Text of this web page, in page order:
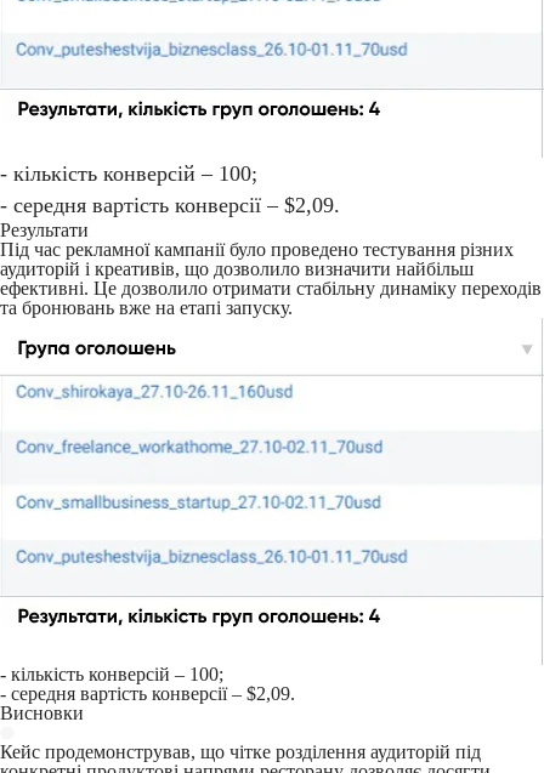
- кількість конверсій – 100;
- середня вартість конверсії – $2,09.
Результати
Під час рекламної кампанії було проведено тестування різних
аудиторій і креативів, що дозволило визначити найбільш
ефективні. Це дозволило отримати стабільну динаміку переходів
та бронювань вже на етапі запуску.
- кількість конверсій – 100;
- середня вартість конверсії – $2,09.
Висновки
Кейс продемонстрував, що чітке розділення аудиторій під